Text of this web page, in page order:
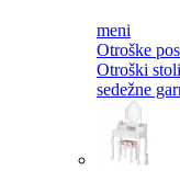
meni
Otroške
Otroški stoli
sedežne